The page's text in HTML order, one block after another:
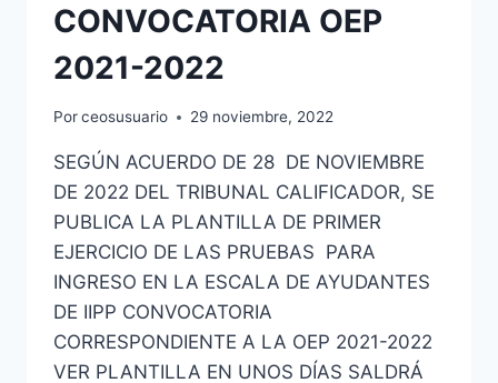
CONVOCATORIA OEP
2021-2022
Porceosusuario 29 noviembre, 2022
SEGÚN ACUERDO DE 28 DE NOVIEMBRE
DE 2022 DEL TRIBUNAL CALIFICADOR, SE
PUBLICA LA PLANTILLA DE PRIMER
EJERCICIO DE LAS PRUEBAS PARA
INGRESO EN LA ESCALA DE AYUDANTES
DE IIPP CONVOCATORIA
CORRESPONDIENTE A LA OEP 2021-2022
VER PLANTILLA EN UNOS DÍAS SALDRÁ